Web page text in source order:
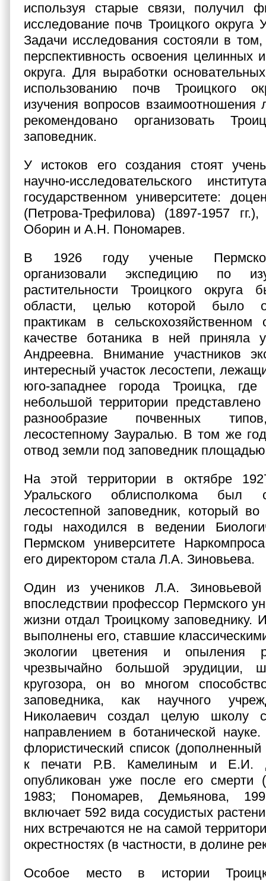
используя старые связи, получил
исследование почв Троицкого округа
Задачи исследования состояли в
перспективность освоения целинных
округа. Для выработки
использованию почв Троицкого
изучения вопросов
рекомендовано организовать
заповедник.
У истоков его создания стоят
научно-исследовательского
государственном университете:
(Петрова-Трефилова) (1897-1957
Оборин и А.Н. Пономарев.
В 1926 году ученые
организовали экспедицию по
растительности Троицкого округа
области, целью которой было
практикам в
качестве ботаника в ней приняла
Андреевна. Внимание участников
интересный участок лесостепи,
юго-западнее города Троицка, где
небольшой территории
разнообразие почвенных
лесостепному Зауралью. В том же
отвод земли под заповедник
На этой территории в октябре
Уральского облисполкома был
лесостепной заповедник, который
годы находился в ведении
Пермском университете
его директором стала Л.А. Зиновьева.
Один из учеников Л.А.
впоследствии профессор Пермского
жизни отдал Троицкому заповеднику.
выполнены его, ставшие
экологии цветения и опыления
чрезвычайно большой эрудиции,
кругозора, он во многом
заповедника, как научного
Николаевич создал целую школу
направлением в ботанической
флористический список
к печати Р.В. Камелиным и Е.И.
опубликован уже после его
1983; Пономарев, Демьянова,
включает 592 вида сосудистых
них встречаются не на самой
окрестностях (в частности, в долине
Особое место в истории